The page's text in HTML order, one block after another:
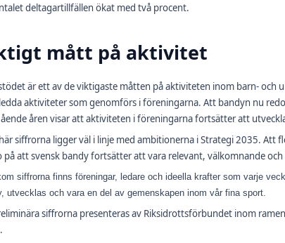
deltagartillfällen ökat med två procent.
mått på aktivitet
är ett av de viktigaste måtten på aktiviteten inom barn-
aktiviteter som genomförs i föreningarna. Att bandyn nu
åren visar att aktiviteten i föreningarna fortsätter att
siffrorna ligger väl i linje med ambitionerna i Strategi 2035. Att
på att svensk bandy fortsätter att vara relevant, välkomnande
siffrorna finns föreningar, ledare och ideella krafter som varje
utvecklas och vara en del av gemenskapen inom vår fina sport.
siffrorna presenteras av Riksidrottsförbundet inom